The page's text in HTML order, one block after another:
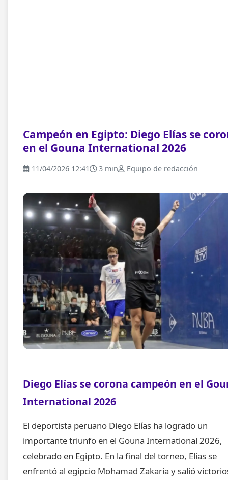
Campeón en Egipto: Diego Elías se
en el Gouna International 2026
11/04/2026 12:41 3 min Equipo de redacción
Diego Elías se corona campeón en el
International 2026
El deportista peruano Diego Elías ha logrado un
importante triunfo en el Gouna International 2026,
celebrado en Egipto. En la final del torneo, Elías se
enfrentó al egipcio Mohamad Zakaria y salió